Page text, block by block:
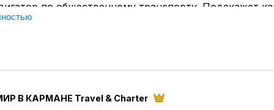
по общественному транспорту. Подскажет
точку Б быстрее всего - метро, автобус, пешком или
путешественника. Просто скачайте карту
на поезда, автобусы, паромы и самолёты в
отелей. Сотрудничает с более чем 5000
В КАРМАНЕ Travel & Charter